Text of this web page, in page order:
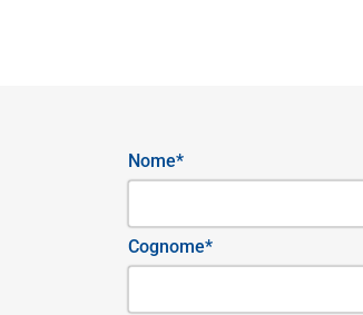
Nome*
Cognome*